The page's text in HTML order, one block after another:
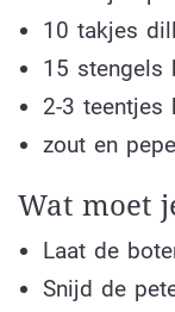
10 takjes
15 stengels
2-3 teentjes
zout en
Wat moet
Laat de
Snijd de